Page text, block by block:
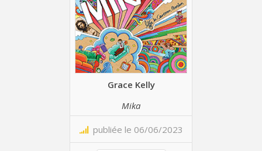
Grace Kelly
Mika
publiée le 06/06/2023